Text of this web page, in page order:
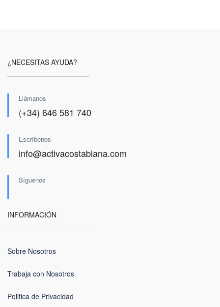
¿NECESITAS AYUDA?
Llámanos
(+34) 646 581 740
Escríbenos
info@activacostablana.com
Síguenos
INFORMACIÓN
Sobre Nosotros
Trabaja con Nosotros
Politica de Privacidad